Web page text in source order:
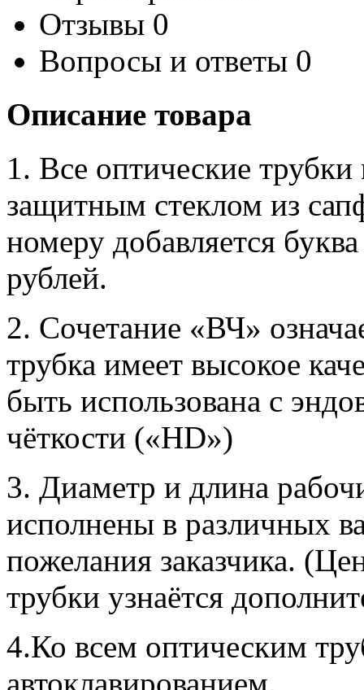
Отзывы 0
Вопросы и ответы 0
Описание товара
1. Все оптические
защитным стеклом из
номеру добавляется
рублей.
2. Сочетание «ВЧ»
трубка имеет высокое
быть использована с
чёткости («HD»)
3. Диаметр и длина
исполнены в различных
пожелания заказчика.
трубки узнаётся
4.Ко всем оптическим